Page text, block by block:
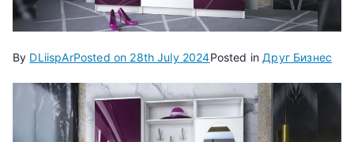
By DLiispArPosted on 28th July 2024Posted in Друг Бизнес